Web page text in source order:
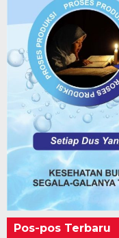
Pos-pos Terbaru